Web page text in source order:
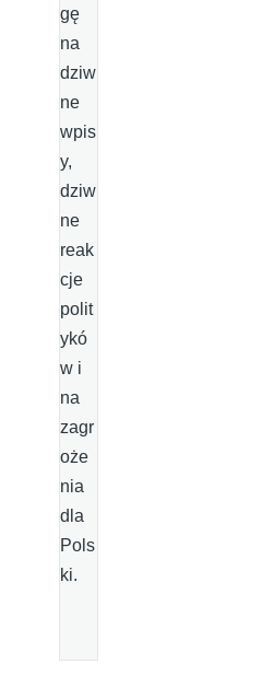
gę
na
dziw
ne
wpis
y,
dziw
ne
reak
cje
polit
ykó
w i
na
zagr
oże
nia
dla
Pols
ki.